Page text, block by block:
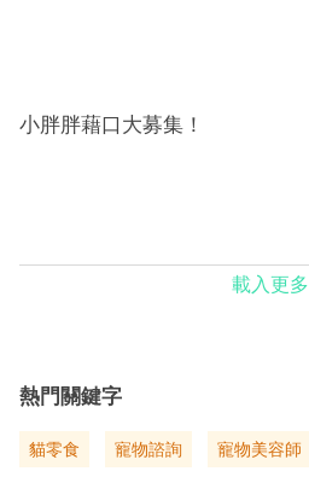
小胖胖藉口大募集！
載入更多
熱門關鍵字
貓零食 寵物諮詢 寵物美容師